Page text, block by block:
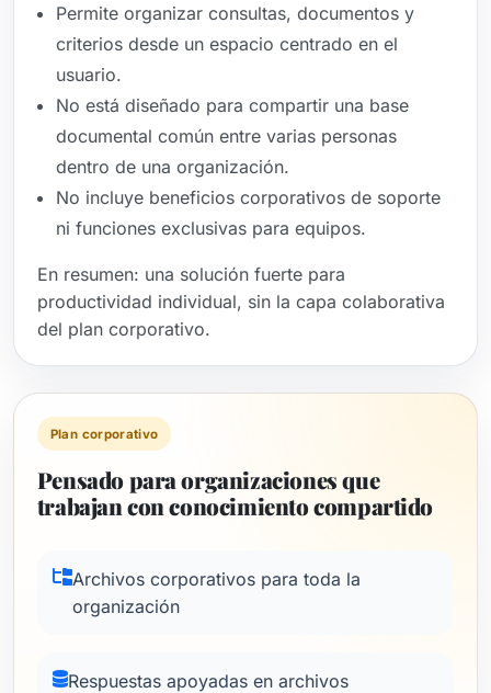
Permite organizar consultas, documentos y
criterios desde un espacio centrado en el
usuario.
No está diseñado para compartir una base
documental común entre varias personas
dentro de una organización.
No incluye beneficios corporativos de soporte
ni funciones exclusivas para equipos.
En resumen: una solución fuerte para
productividad individual, sin la capa colaborativa
del plan corporativo.
Plan corporativo
Pensado para organizaciones que
trabajan con conocimiento compartido
Archivos corporativos para toda la
organización
Respuestas apoyadas en archivos